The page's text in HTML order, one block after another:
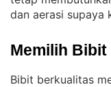
dan aerasi supaya
Memilih
Bibit berkualitas